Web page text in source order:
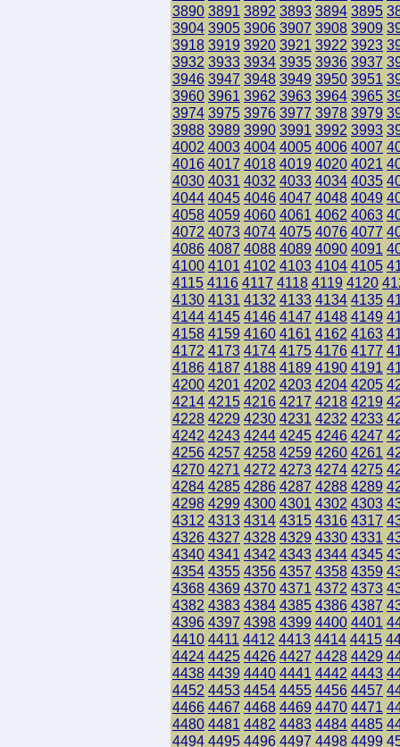
3890 3891 3892 3893 3894 3895
3904 3905 3906 3907 3908 3909
3918 3919 3920 3921 3922 3923
3932 3933 3934 3935 3936 3937
3946 3947 3948 3949 3950 3951
3960 3961 3962 3963 3964 3965
3974 3975 3976 3977 3978 3979
3988 3989 3990 3991 3992 3993
4002 4003 4004 4005 4006 4007
4016 4017 4018 4019 4020 4021
4030 4031 4032 4033 4034 4035
4044 4045 4046 4047 4048 4049
4058 4059 4060 4061 4062 4063
4072 4073 4074 4075 4076 4077
4086 4087 4088 4089 4090 4091
4100 4101 4102 4103 4104 4105
4115 4116 4117 4118 4119 4120
4130 4131 4132 4133 4134 4135
4144 4145 4146 4147 4148 4149
4158 4159 4160 4161 4162 4163
4172 4173 4174 4175 4176 4177
4186 4187 4188 4189 4190 4191
4200 4201 4202 4203 4204 4205
4214 4215 4216 4217 4218 4219
4228 4229 4230 4231 4232 4233
4242 4243 4244 4245 4246 4247
4256 4257 4258 4259 4260 4261
4270 4271 4272 4273 4274 4275
4284 4285 4286 4287 4288 4289
4298 4299 4300 4301 4302 4303
4312 4313 4314 4315 4316 4317
4326 4327 4328 4329 4330 4331
4340 4341 4342 4343 4344 4345
4354 4355 4356 4357 4358 4359
4368 4369 4370 4371 4372 4373
4382 4383 4384 4385 4386 4387
4396 4397 4398 4399 4400 4401
4410 4411 4412 4413 4414 4415
4424 4425 4426 4427 4428 4429
4438 4439 4440 4441 4442 4443
4452 4453 4454 4455 4456 4457
4466 4467 4468 4469 4470 4471
4480 4481 4482 4483 4484 4485
4494 4495 4496 4497 4498 4499